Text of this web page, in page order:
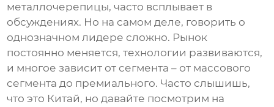
металлочерепицы, часто всплывает в
обсуждениях. Но на самом деле, говорить о
однозначном лидере сложно. Рынок
постоянно меняется, технологии развиваются,
и многое зависит от сегмента – от массового
сегмента до премиального. Часто слышишь,
что это Китай, но давайте посмотрим на